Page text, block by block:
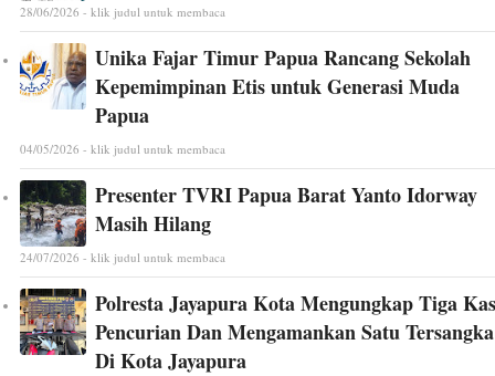
28/06/2026 - klik judul untuk membaca
Unika Fajar Timur Papua Rancang Sekolah
Kepemimpinan Etis untuk Generasi Muda
Papua
04/05/2026 - klik judul untuk membaca
Presenter TVRI Papua Barat Yanto Idorway
Masih Hilang
24/07/2026 - klik judul untuk membaca
Polresta Jayapura Kota Mengungkap Tiga
Pencurian Dan Mengamankan Satu Tersangka
Di Kota Jayapura